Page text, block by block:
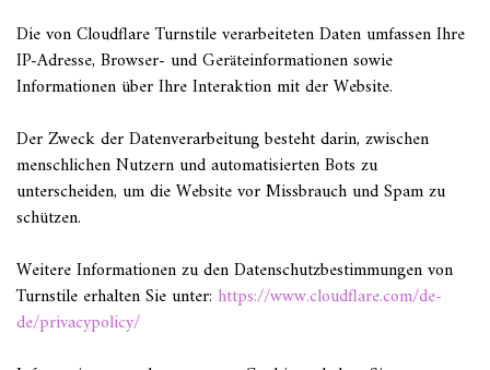
Die von Cloudflare Turnstile verarbeiteten Daten umfassen Ihre
IP-Adresse, Browser- und Geräteinformationen sowie
Informationen über Ihre Interaktion mit der Website.
Der Zweck der Datenverarbeitung besteht darin, zwischen
menschlichen Nutzern und automatisierten Bots zu
unterscheiden, um die Website vor Missbrauch und Spam zu
schützen.
Weitere Informationen zu den Datenschutzbestimmungen von
Turnstile erhalten Sie unter: https://www.cloudflare.com/de-
de/privacypolicy/